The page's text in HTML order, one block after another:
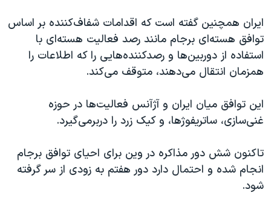
ایران همچنین گفته است که اقدامات شفاف‌کننده بر اساس
توافق هسته‌ای برجام مانند رصد فعالیت هسته‌ای با
استفاده از دوربین‌ها و رصدکنند‌ه‌هایی را که اطلاعات را
همزمان انتقال می‌دهند، متوقف می‌کند.
این توافق میان ایران و آژآنس فعالیت‌ها در حوزه
غنی‌سازی، ساتریفوژها، و کیک زرد را دربرمی‌گیرد.
تاکنون شش دور مذاكره در وین برای احیای توافق برجام
انجام شده و احتمال دارد دور هفتم به زودی از سر گرفته
شود.